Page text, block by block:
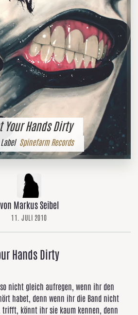
Hands Dirty
Spinefarm Records
von Markus Seibel
11. JULI 2010
Hands Dirty
nicht gleich aufregen, wenn ihr den
habet, denn wenn ihr die Band nicht
trifft, könnt ihr sie kaum kennen, denn